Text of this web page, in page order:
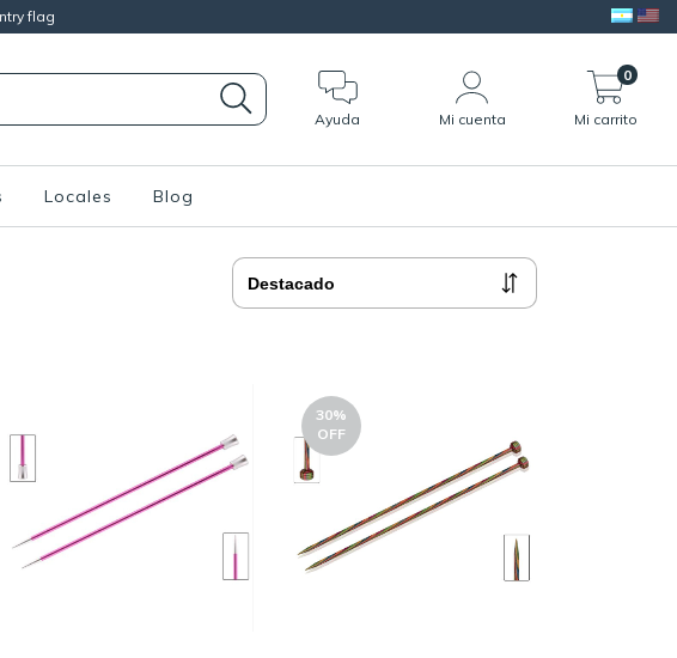
flag
Ayuda Mi cuenta Mi carrito
0
Locales Blog
30%
OFF